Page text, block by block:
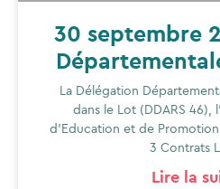
30 septembre
La Délégation
dans le Lot (DDARS 46),
d’Education et de Promotion
3 Contrats
Lire la